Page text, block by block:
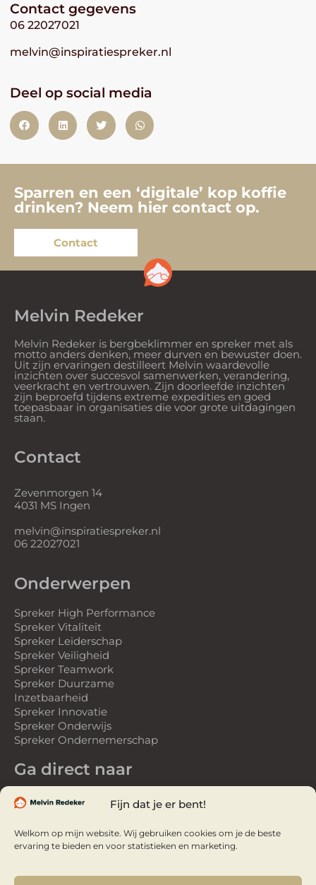
Fijn dat je er bent!
Welkom op mijn website. Wij gebruiken cookies om je de beste
ervaring te bieden en voor statistieken en marketing.
Contact gegevens
06 22027021
melvin@inspiratiespreker.nl
Deel op social media
Sparren en een ‘digitale’ kop koffie
drinken? Neem hier contact op.
Contact
Melvin Redeker
Melvin Redeker is bergbeklimmer en spreker met als
motto anders denken, meer durven en bewuster doen.
Uit zijn ervaringen destilleert Melvin waardevolle
inzichten over succesvol samenwerken, verandering,
veerkracht en vertrouwen. Zijn doorleefde inzichten
zijn beproefd tijdens extreme expedities en goed
toepasbaar in organisaties die voor grote uitdagingen
staan.
Contact
Zevenmorgen 14
4031 MS Ingen
melvin@inspiratiespreker.nl
06 22027021
Onderwerpen
Spreker High Performance
Spreker Vitaliteit
Spreker Leiderschap
Spreker Veiligheid
Spreker Teamwork
Spreker Duurzame
Inzetbaarheid
Spreker Innovatie
Spreker Onderwijs
Spreker Ondernemerschap
Ga direct naar
Spreker
Gastspreker
Over Melvin
Referenties
Webinars